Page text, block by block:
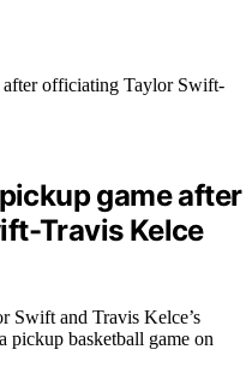
game after
Travis Kelce
Swift and Travis Kelce’s
pickup basketball game on